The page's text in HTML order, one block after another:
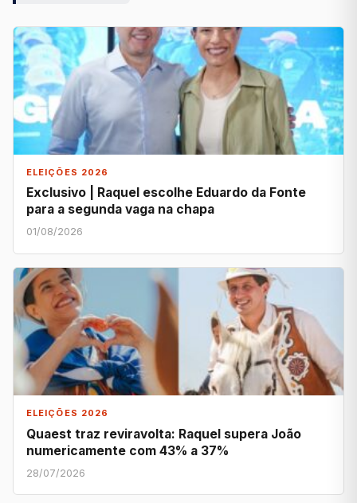
ELEIÇÕES 2026
Exclusivo | Raquel escolhe Eduardo da Fonte
para a segunda vaga na chapa
01/08/2026
ELEIÇÕES 2026
Quaest traz reviravolta: Raquel supera João
numericamente com 43% a 37%
28/07/2026